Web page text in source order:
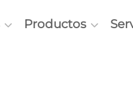
Productos